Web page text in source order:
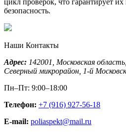
безопасность.
Наши Контакты
Адрес: 142001, Московская
Северный микрорайон, 1-й
Пн–Пт: 9:00–18:00
Телефон: +7 (916) 927-56-18
E-mail: poliaspekt@mail.ru